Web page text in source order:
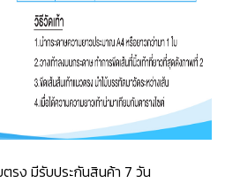
รง มีรับประกันสินค้า 7 วัน